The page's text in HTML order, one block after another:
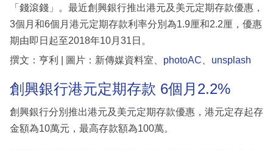
「錢滾錢」。最近創興銀行推出港元及美元定期存款優惠，
3個月和6個月港元定期存款利率分別為1.9厘和2.2厘，優惠
期由即日起至2018年10月31日。
撰文：亨利 | 圖片：新傳媒資料室、 photoAC unsplash
創興銀行港元定期存款 6個月2.2%
創興銀行分別推出港元及美元定期存款優惠，港元定存起存
金額為10萬元，最高存款額為100萬。